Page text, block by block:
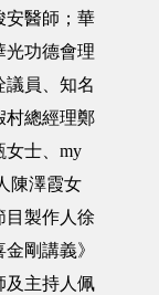
安醫師；華
光功德會理
議員、知名
村總經理鄭
女士、my
陳澤霞女
目製作人徐
剛講義》
及主持人佩